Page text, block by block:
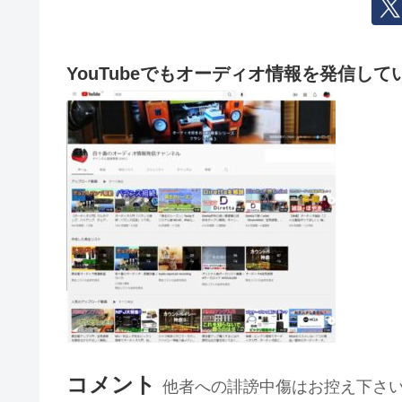
YouTubeでもオーディオ情報を発信して
コメント 他者への誹謗中傷はお控え下さ